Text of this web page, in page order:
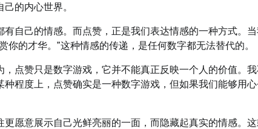
的内心世界。
自己的情感。而点赞，正是我们表达情感的一种方式。
的才华。”这种情感的传递，是任何数字都无法替代的。
点赞只是数字游戏，它并不能真正反映一个人的价值。
程度上，点赞确实是一种数字游戏，但如果我们能够用
愿意展示自己光鲜亮丽的一面，而隐藏起真实的情感。